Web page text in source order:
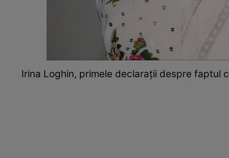
Irina Loghin, primele declarații despre faptul